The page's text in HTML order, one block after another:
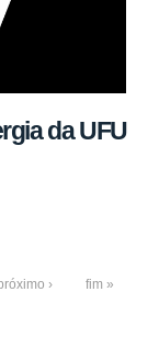
da UFU
› fim »